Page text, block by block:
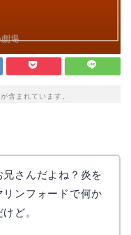
含まれています。
さんだよね？炎を
ンフォードで何か
ど。